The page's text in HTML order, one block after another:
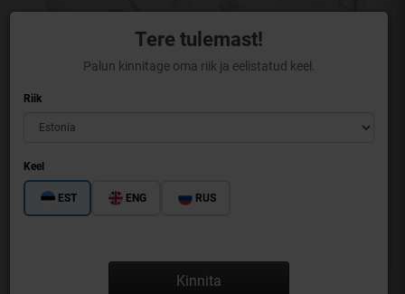
Tere tulemast!
Palun kinnitage oma riik ja eelistatud keel.
Riik
Keel
EST ENG RUS
Kinnita